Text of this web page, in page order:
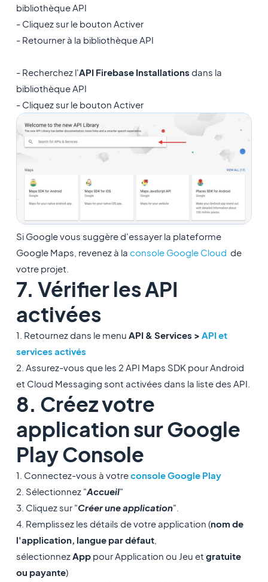
bibliothèque API
- Cliquez sur le bouton Activer
- Retourner à la bibliothèque API
- Recherchez l'API Firebase Installations dans la
bibliothèque API
- Cliquez sur le bouton Activer
Si Google vous suggère d'essayer la plateforme
Google Maps, revenez à la console Google Cloud de
votre projet.
7. Vérifier les API
activées
1. Retournez dans le menu API & Services > API et
services activés
2. Assurez-vous que les 2 API Maps SDK pour Android
et Cloud Messaging sont activées dans la liste des API.
8. Créez votre
application sur Google
Play Console
1. Connectez-vous à votreconsole Google Play
2. Sélectionnez "Accueil"
3. Cliquez sur "Créer une application".
4. Remplissez les détails de votre application (nom de
l'application, langue par défaut,
sélectionnezApppour Application ou Jeu et gratuite
ou payante)